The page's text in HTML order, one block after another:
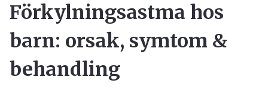
Förkylningsastma hos
barn: orsak, symtom &
behandling